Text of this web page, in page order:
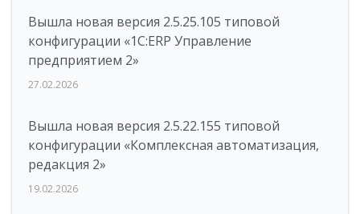
Вышла новая версия 2.5.25.105 типовой
конфигурации «1С:ERP Управление
предприятием 2»
27.02.2026
Вышла новая версия 2.5.22.155 типовой
конфигурации «Комплексная автоматизация,
редакция 2»
19.02.2026